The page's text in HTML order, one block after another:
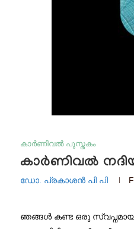
കാർണിവൽ പുസ്തകം
കാർണിവൽ
ഡോ. പ്രകാശൻ പി പി
ഞങ്ങൾ കണ്ട ഒരു